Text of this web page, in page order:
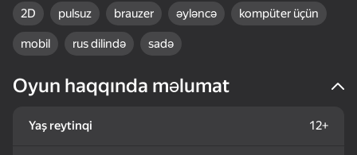
OYNA
56
2D pulsuz brauzer əyləncə kompüter üçün
mobil rus dilində sadə
Oyun haqqında məlumat
Yaş reytinqi 12+